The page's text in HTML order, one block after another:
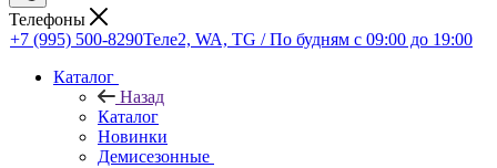
Телефоны
+7 (995) 500-8290Теле2, WA, TG / По будням c 09:00 до 19:00
Каталог
Назад
Каталог
Новинки
Демисезонные